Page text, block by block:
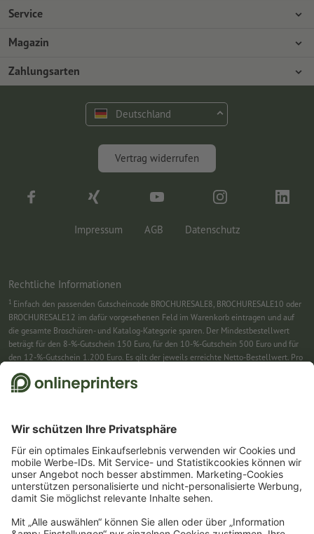
Über Onlineprinters
Presse
Umweltschutz
Service
Zahlungsarten
Versand
Magazin
Design
Zahlungsarten
Deutschland
Vertrag widerrufen
Impressum AGB Datenschutz
Rechtliche Informationen
1 Einfach den passenden Gutscheincode BROCHURESALE8, BROCHURESALE10 oder
BROCHURESALE12 im dafür vorgesehenen Feld im Warenkorb eintragen und auf
die gesamte Broschüren- und Katalog-Kategorie sparen. Der Mindestbestellwert
beträgt für den 8-%-Gutschein 150 Euro, für den 10-%-Gutschein 500 Euro und für
den 12-%-Gutschein 1.200 Euro. Es gilt der jeweils erreichte Netto-Bestellwert. Pro
Bestellung ist nur ein Gutscheincode einlösbar. Mehrfach einlösbar. Keine
Barauszahlung. Nicht mit weiteren Aktionen kombinierbar. Die Aktion gilt bis
einen Klick bestätigen. Erst dann senden wir Ihnen den Rabattcode und künftig
unseren Newsletter zu. Natürlich können Sie sich jederzeit swieder abmelden.
Maximale Höhe des Rabatts: 150 € des Bestellwerts (netto). Einmalig einlösbar.
Kein Mindestbestellwert. Keine Barauszahlung. Nicht mit weiteren Aktionen oder
Gutscheincodes kombinierbar.Der Gutschein ist nach Erhalt sechs Wochen gültig.
Warenkorb eintragen und auf ausgewählte Produkte sparen. Kein